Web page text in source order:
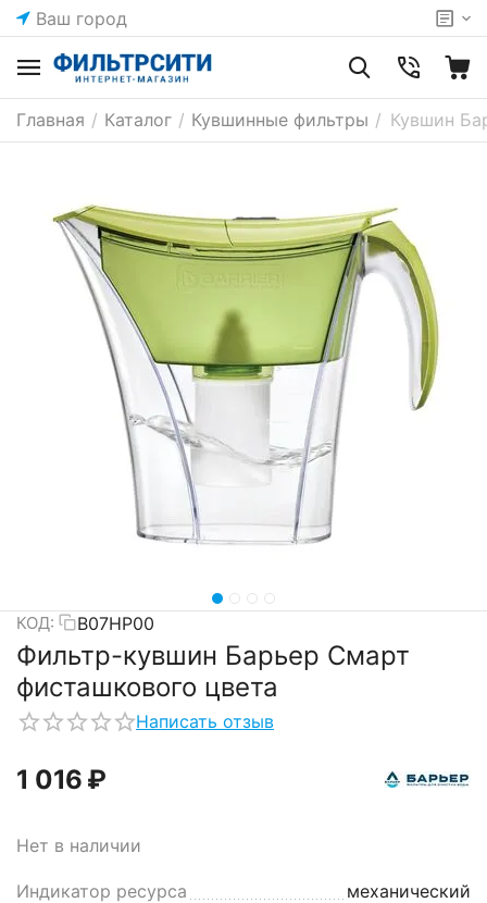
Ваш город
Главная / Каталог / Кувшинные фильтры / Кувшин
КОД: В07НР00
Фильтр-кувшин Барьер Смарт
фисташкового цвета
Написать отзыв
1 016 ₽
Нет в наличии
Индикатор ресурса
механический